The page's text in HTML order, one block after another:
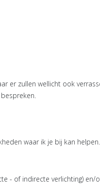
er zullen wellicht ook
waar ik je bij kan
- of indirecte verlichting)